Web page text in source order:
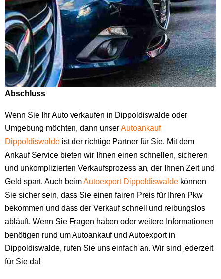
Abschluss
Wenn Sie Ihr Auto verkaufen in Dippoldiswalde oder
Umgebung möchten, dann unserAutoankauf
Dippoldiswalde ist der richtige Partner für Sie. Mit dem
Ankauf Service bieten wir Ihnen einen schnellen, sicheren
und unkomplizierten Verkaufsprozess an, der Ihnen Zeit und
Geld spart. Auch beimAutoexport Dippoldiswalde können
Sie sicher sein, dass Sie einen fairen Preis für Ihren Pkw
bekommen und dass der Verkauf schnell und reibungslos
abläuft. Wenn Sie Fragen haben oder weitere Informationen
benötigen rund um Autoankauf und Autoexport in
Dippoldiswalde, rufen Sie uns einfach an. Wir sind jederzeit
für Sie da!